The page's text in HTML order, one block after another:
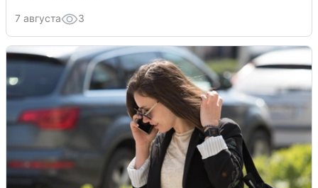
7 августа 3